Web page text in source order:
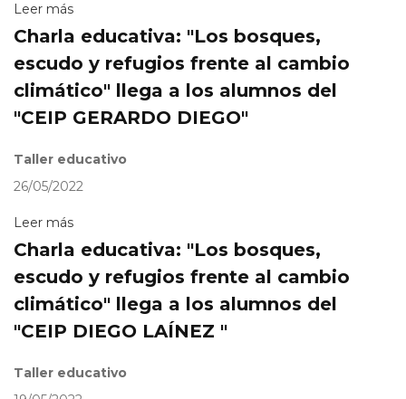
Leer más
Charla educativa: "Los bosques,
escudo y refugios frente al cambio
climático" llega a los alumnos del
"CEIP GERARDO DIEGO"
Taller educativo
26/05/2022
Leer más
Charla educativa: "Los bosques,
escudo y refugios frente al cambio
climático" llega a los alumnos del
"CEIP DIEGO LAÍNEZ "
Taller educativo